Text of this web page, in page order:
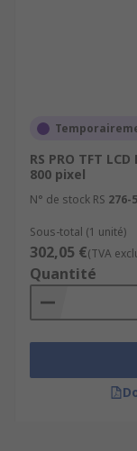
RS PRO TFT
800 pixel
N° de stock RS 276-
Sous-total (1 unité)
302,05 €(TVA
Quantité